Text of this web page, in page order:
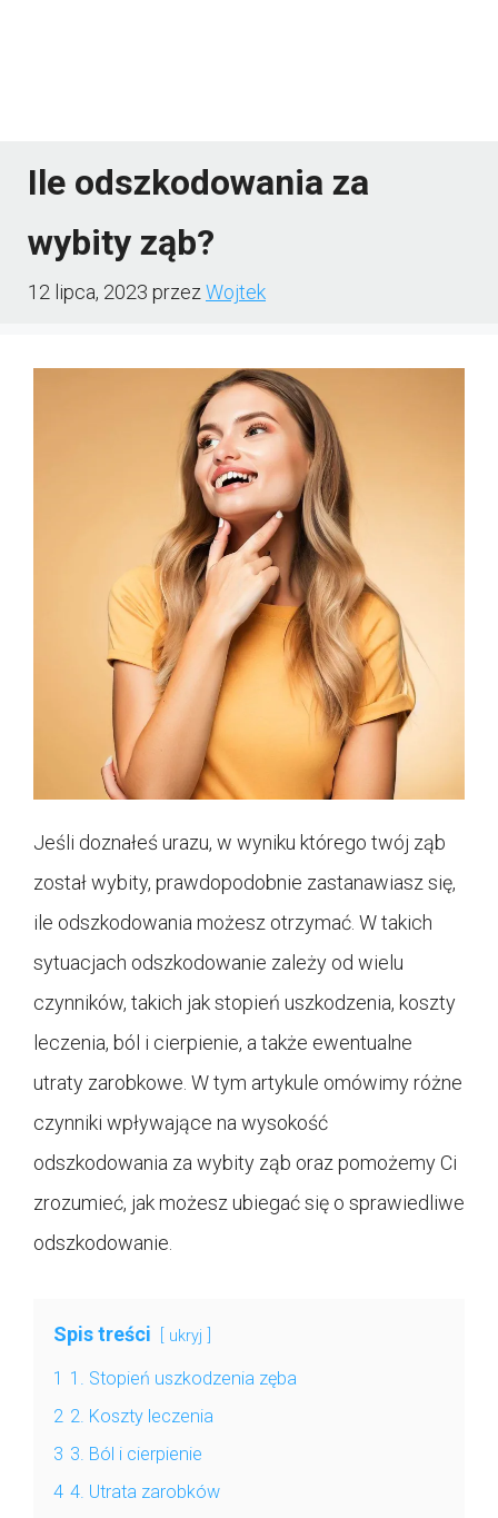
Ile odszkodowania za
wybity ząb?
12 lipca, 2023 przez Wojtek
Jeśli doznałeś urazu, w wyniku którego twój ząb
został wybity, prawdopodobnie zastanawiasz się,
ile odszkodowania możesz otrzymać. W takich
sytuacjach odszkodowanie zależy od wielu
czynników, takich jak stopień uszkodzenia, koszty
leczenia, ból i cierpienie, a także ewentualne
utraty zarobkowe. W tym artykule omówimy różne
czynniki wpływające na wysokość
odszkodowania za wybity ząb oraz pomożemy Ci
zrozumieć, jak możesz ubiegać się o sprawiedliwe
odszkodowanie.
Spis treści ukryj
1
1. Stopień uszkodzenia zęba
2 2. Koszty leczenia
3 3. Ból i cierpienie
4 4. Utrata zarobków